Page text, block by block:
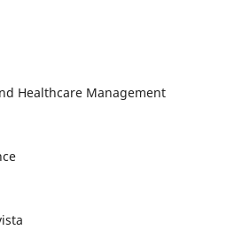
Healthcare Management